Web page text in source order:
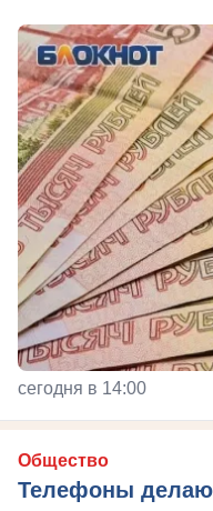
сегодня в 14:00
Общество
Телефоны